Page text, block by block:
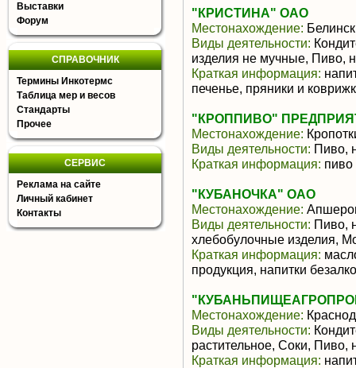
Выставки
Форум
СПРАВОЧНИК
Термины Инкотермс
Таблица мер и весов
Стандарты
Прочее
СЕРВИС
Реклама на сайте
Личный кабинет
Контакты
"КРИСТИНА" ОАО
Местонахождение:
Виды деятельности:
изделия не мучные, Пиво,
Краткая информация:
печенье, пряники и
"КРОППИВО"
Местонахождение:
Виды деятельности: Пиво,
Краткая информация: пиво
"КУБАНОЧКА" ОАО
Местонахождение:
Виды деятельности: Пиво,
хлебобулочные изделия,
Краткая информация:
продукция, напитки
Местонахождение:
Виды деятельности:
растительное, Соки, Пиво,
Краткая информация: